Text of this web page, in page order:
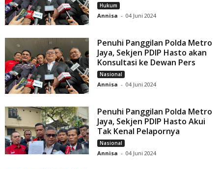
Hukum
Annisa - 04 Juni 2024
Penuhi Panggilan Polda Metro
Jaya, Sekjen PDIP Hasto akan
Konsultasi ke Dewan Pers
Nasional
Annisa - 04 Juni 2024
Penuhi Panggilan Polda Metro
Jaya, Sekjen PDIP Hasto Akui
Tak Kenal Pelapornya
Nasional
Annisa - 04 Juni 2024